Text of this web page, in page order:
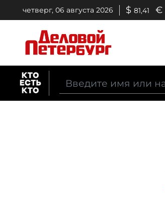
четверг, 06 августа 2026 $ 81,41 €